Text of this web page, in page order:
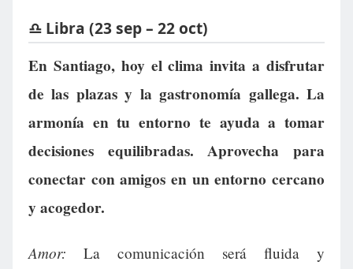
♎ Libra (23 sep – 22 oct)
En Santiago, hoy el clima invita a disfrutar
de las plazas y la gastronomía gallega. La
armonía en tu entorno te ayuda a tomar
decisiones equilibradas. Aprovecha para
conectar con amigos en un entorno cercano
y acogedor.
Amor: La comunicación será fluida y